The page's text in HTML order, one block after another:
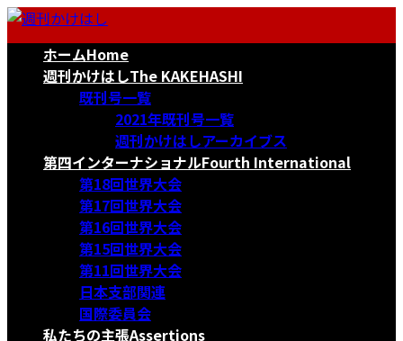
コ
ナ
ホームHome
週刊かけはしThe KAKEHASHI
既刊号一覧
2021年既刊号一覧
週刊かけはしアーカイブス
第四インターナショナルFourth International
第18回世界大会
第17回世界大会
第16回世界大会
第15回世界大会
第11回世界大会
日本支部関連
国際委員会
私たちの主張Assertions